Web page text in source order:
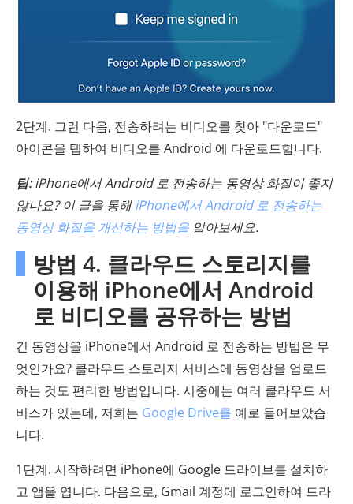
2단계. 그런 다음, 전송하려는 비디오를 찾아 "다운로드"
아이콘을 탭하여 비디오를 Android 에 다운로드합니다.
팁:iPhone에서 Android 로 전송하는 동영상 화질이 좋지
않나요? 이 글을 통해iPhone에서 Android 로 전송하는
동영상 화질을 개선하는 방법을 알아보세요.
방법 4. 클라우드 스토리지를
이용해 iPhone에서 Android
로 비디오를 공유하는 방법
긴 동영상을 iPhone에서 Android 로 전송하는 방법은 무
엇인가요? 클라우드 스토리지 서비스에 동영상을 업로드
하는 것도 편리한 방법입니다. 시중에는 여러 클라우드 서
비스가 있는데, 저희는 Google Drive를 예로 들어보았습
니다.
1단계. 시작하려면 iPhone에 Google 드라이브를 설치하
고 앱을 엽니다. 다음으로, Gmail 계정에 로그인하여 드라